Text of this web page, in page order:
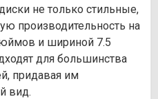
не только стильные,
производительность на
и шириной 7.5
для большинства
придавая им
вид.